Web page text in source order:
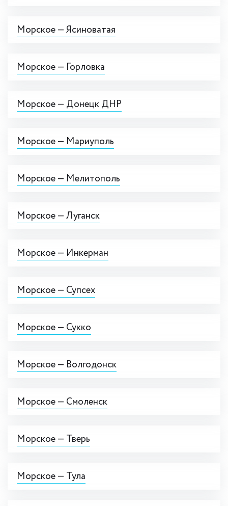
Морское — Ясиноватая
Морское — Горловка
Морское — Донецк ДНР
Морское — Мариуполь
Морское — Мелитополь
Морское — Луганск
Морское — Инкерман
Морское — Супсех
Морское — Сукко
Морское — Волгодонск
Морское — Смоленск
Морское — Тверь
Морское — Тула